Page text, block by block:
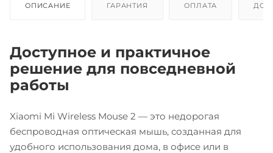
ОПИСАНИЕ ГАРАНТИЯ ОПЛАТА
Доступное и практичное
решение для повседневной
работы
Xiaomi Mi Wireless Mouse 2 — это недорогая
беспроводная оптическая мышь, созданная для
удобного использования дома, в офисе или в